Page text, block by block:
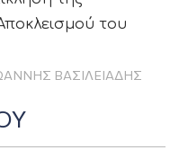
του
ΒΑΣΙΛΕΙΑΔΗΣ